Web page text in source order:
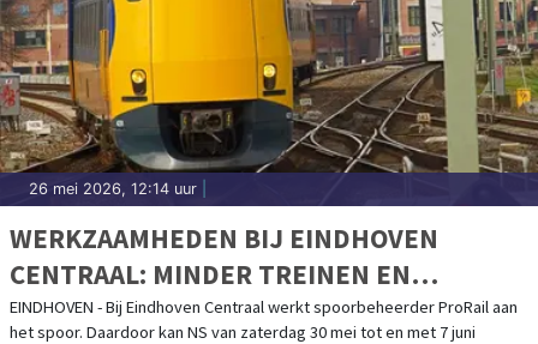
26 mei 2026, 12:14 uur
WERKZAAMHEDEN BIJ EINDHOVEN
CENTRAAL: MINDER TREINEN EN
WEEKENDLANG GEEN TREINEN
EINDHOVEN - Bij Eindhoven Centraal werkt spoorbeheerder ProRail aan
het spoor. Daardoor kan NS van zaterdag 30 mei tot en met 7 juni